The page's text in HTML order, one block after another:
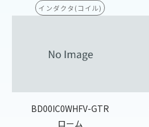
インダクタ(コイル)
BD00IC0WHFV-GTR
ローム